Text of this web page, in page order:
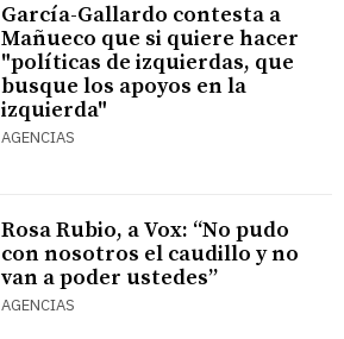
García-Gallardo contesta a
Mañueco que si quiere hacer
"políticas de izquierdas, que
busque los apoyos en la
izquierda"
AGENCIAS
Rosa Rubio, a Vox: “No pudo
con nosotros el caudillo y no
van a poder ustedes”
AGENCIAS